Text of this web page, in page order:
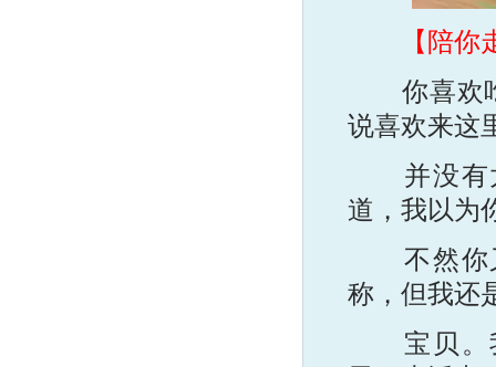
【陪
你喜欢吃
说喜欢来这
并没有太
道，我以为
不然你又
称，但我还
宝贝。我